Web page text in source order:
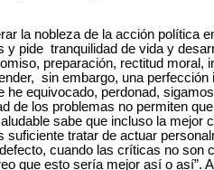
la nobleza de la acción política
pide tranquilidad de vida y
preparación, rectitud moral,
sin embargo, una
he equivocado, perdonad,
de los problemas no permiten
sabe que incluso la mejor
suficiente tratar de actuar
cuando las críticas no son
que esto sería mejor así o así”.